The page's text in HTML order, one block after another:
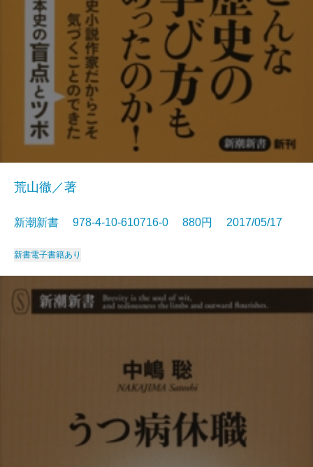
荒山徹／著
新潮新書 978-4-10-610716-0 880円 2017/05/17
新書電子書籍あり